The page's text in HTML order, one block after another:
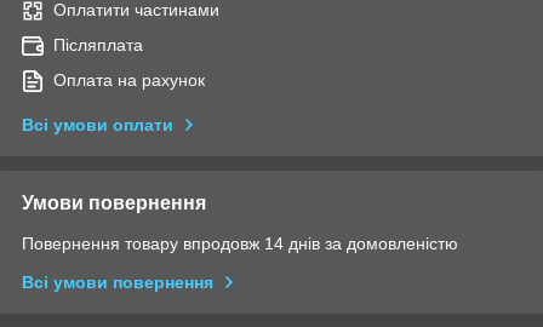
Оплатити частинами
Післяплата
Оплата на рахунок
Всі умови оплати
Умови повернення
Повернення товару впродовж 14 днів за домовленістю
Всі умови повернення